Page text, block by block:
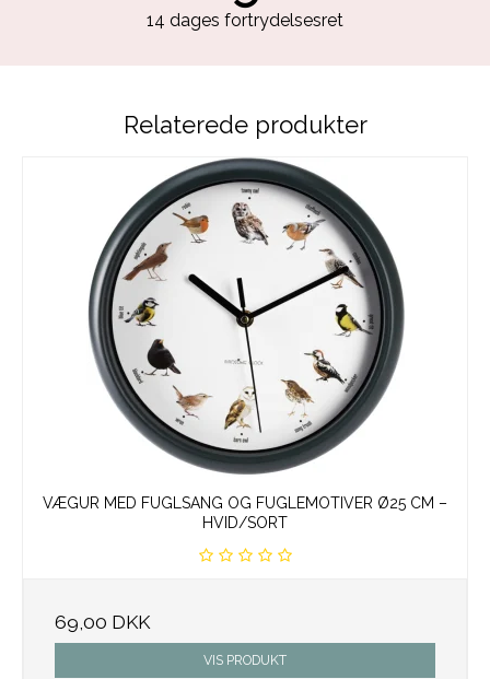
14 dages fortrydelsesret
Relaterede produkter
VÆGUR MED FUGLSANG OG FUGLEMOTIVER Ø25 CM –
HVID/SORT
69,00 DKK
VIS PRODUKT